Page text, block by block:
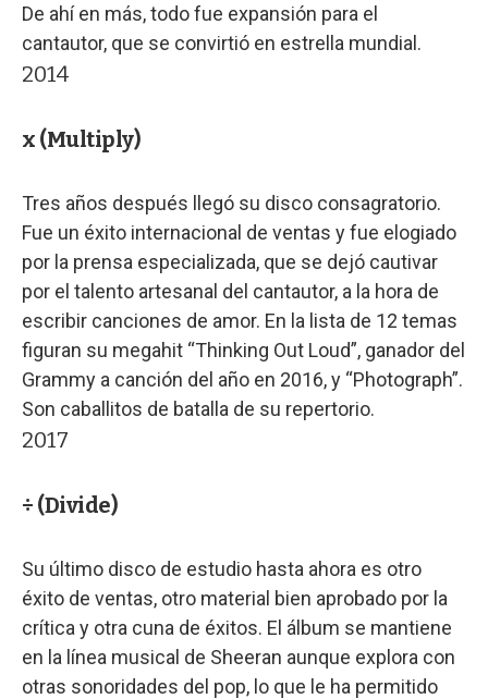
De ahí en más, todo fue expansión para el
cantautor, que se convirtió en estrella mundial.
2014
x (Multiply)
Tres años después llegó su disco consagratorio.
Fue un éxito internacional de ventas y fue elogiado
por la prensa especializada, que se dejó cautivar
por el talento artesanal del cantautor, a la hora de
escribir canciones de amor. En la lista de 12 temas
figuran su megahit “Thinking Out Loud”, ganador del
Grammy a canción del año en 2016, y “Photograph”.
Son caballitos de batalla de su repertorio.
2017
÷ (Divide)
Su último disco de estudio hasta ahora es otro
éxito de ventas, otro material bien aprobado por la
crítica y otra cuna de éxitos. El álbum se mantiene
en la línea musical de Sheeran aunque explora con
otras sonoridades del pop, lo que le ha permitido